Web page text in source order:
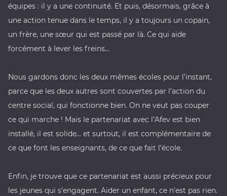
équipes : il y a une continuité. Et puis, désormais, grâce à
une action tenue dans le temps, il y a toujours un copain,
un frère, une sœur qui est passé par là. Ce qui aide
forcément à lever les freins…
Nous gardons donc les deux mêmes écoles pour l’instant,
parce que les deux autres sont couvertes par l’action du
centre social, qui fonctionne bien. On ne veut pas couper
ce qui marche ! Mais le partenariat avec l’Afev est bien
installé, il est solide... et surtout, il est complémentaire de
ce que font les enseignants, de ce que fait l’école.
Enfin, je trouve que ce partenariat est aussi précieux pour
les jeunes qui s’engagent. Aider un enfant, ce n’est pas rien.